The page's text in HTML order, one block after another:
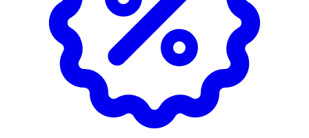
över 50 grader C. Förvaras oåtkomligt för barn. Undvik
att andas in spray.
Alcohol Denat., Butane, Propane, Isobutane,
Octylacrylamide/Acrylates/Butylaminoethyl Methacrylate
Copolymer, Aqua, Aminomethyl Propanol, VP/VA
Copolymer, Prunus Persica (Peach) Flower Extract,